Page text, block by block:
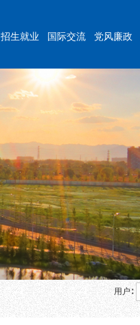
招生就业 国际交流 党风廉政
用户∶